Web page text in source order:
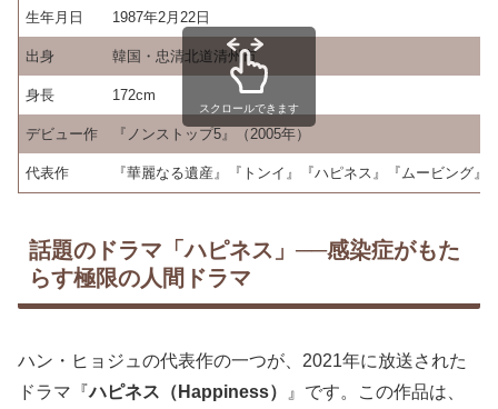
生年月日 1987年2月22日
出身 韓国・忠清北道清州市
身長 172cm
デビュー作 『ノンストップ5』（2005年）
代表作 『華麗なる遺産』『トンイ』『ハピネス』『ムービング』
スクロールできます
話題のドラマ「ハピネス」──感染症がもた
らす極限の人間ドラマ
ハン・ヒョジュの代表作の一つが、2021年に放送された
ドラマ『ハピネス（Happiness）
』です。この作品は、